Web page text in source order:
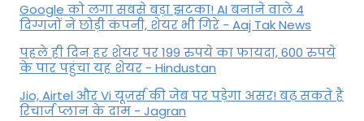
Google को लगा सबसे बड़ा झटका! AI बनाने वाले 4
दिग्गजों ने छोड़ी कंपनी, शेयर भी गिरे - Aaj Tak News
पहले ही दिन हर शेयर पर 199 रुपये का फायदा, 600 रुपये
के पार पहुंचा यह शेयर - Hindustan
Jio, Airtel और Vi यूजर्स की जेब पर पड़ेगा असर! बढ़ सकते हैं
रिचार्ज प्लान के दाम - Jagran